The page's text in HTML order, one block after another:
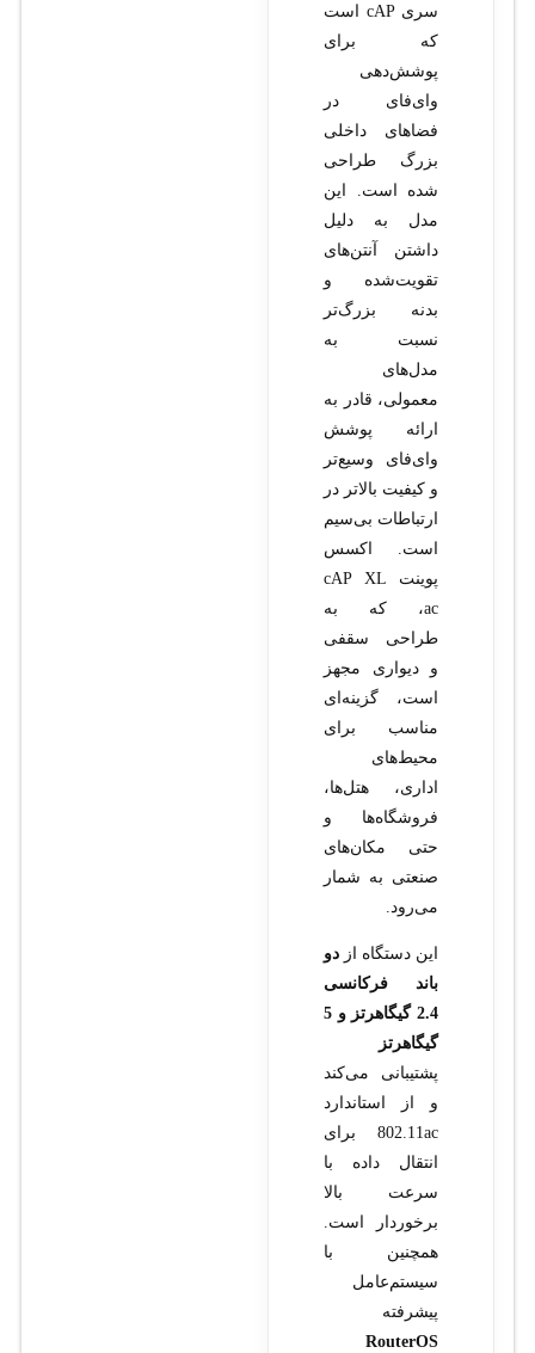
سری cAP است
که برای
پوشش‌دهی
وای‌فای در
فضاهای داخلی
بزرگ طراحی
شده است. این
مدل به دلیل
داشتن آنتن‌های
تقویت‌شده و
بدنه بزرگ‌تر
نسبت به
مدل‌های
معمولی، قادر به
ارائه پوشش
وای‌فای وسیع‌تر
و کیفیت بالاتر در
ارتباطات بی‌سیم
است. اکسس
پوینت cAP XL
ac، که به
طراحی سقفی
و دیواری مجهز
است، گزینه‌ای
مناسب برای
محیط‌های
اداری، هتل‌ها،
فروشگاه‌ها و
حتی مکان‌های
صنعتی به شمار
می‌رود.
این دستگاه از دو
باند فرکانسی
2.4 گیگاهرتز و 5
گیگاهرتز
پشتیبانی می‌کند
و از استاندارد
802.11ac برای
انتقال داده با
سرعت بالا
برخوردار است.
همچنین با
سیستم‌عامل
پیشرفته
RouterOS